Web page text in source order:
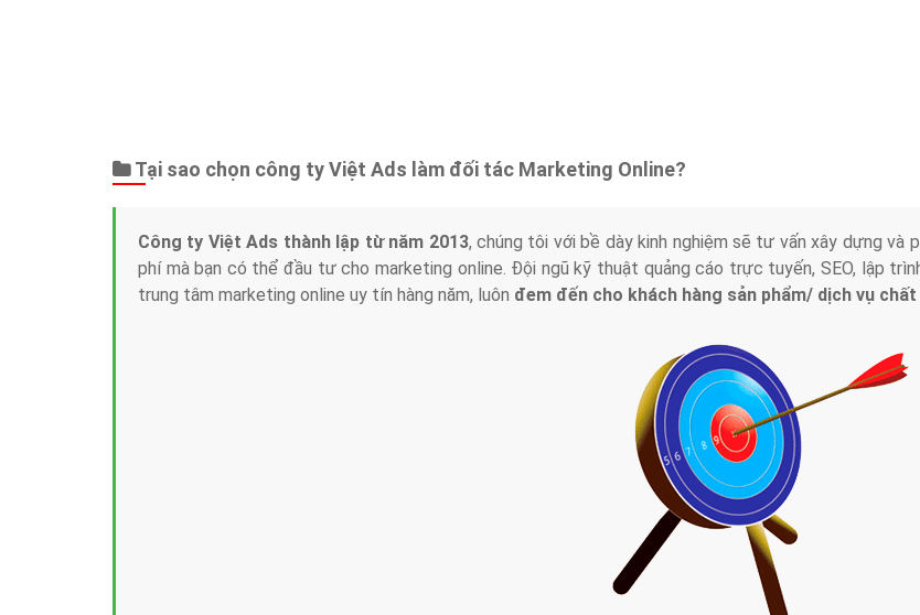
Tại sao chọn công ty Việt Ads làm đối tác Marketing Online?
Công ty Việt Ads thành lập từ năm 2013, chúng tôi với bề dày kinh nghiệm sẽ tư vấn xây dựng và
phí mà bạn có thể đầu tư cho marketing online. Đội ngũ kỹ thuật quảng cáo trực tuyến, SEO, lập
trung tâm marketing online uy tín hàng năm, luôn đem đến cho khách hàng sản phẩm/ dịch vụ